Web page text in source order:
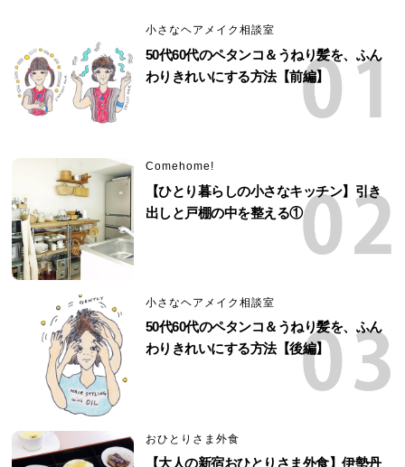
小さなヘアメイク相談室
50代60代のペタンコ＆うねり髪を、ふん
わりきれいにする方法【前編】
Comehome!
【ひとり暮らしの小さなキッチン】引き
出しと戸棚の中を整える①
小さなヘアメイク相談室
50代60代のペタンコ＆うねり髪を、ふん
わりきれいにする方法【後編】
おひとりさま外食
【大人の新宿おひとりさま外食】伊勢丹